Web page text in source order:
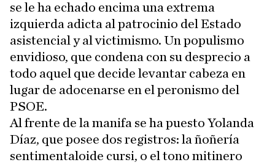
se le ha echado encima una extrema
izquierda adicta al patrocinio del Estado
asistencial y al victimismo. Un populismo
envidioso, que condena con su desprecio a
todo aquel que decide levantar cabeza en
lugar de adocenarse en el peronismo del
PSOE.
Al frente de la manifa se ha puesto Yolanda
Díaz, que posee dos registros: la ñoñería
sentimentaloide cursi, o el tono mitinero